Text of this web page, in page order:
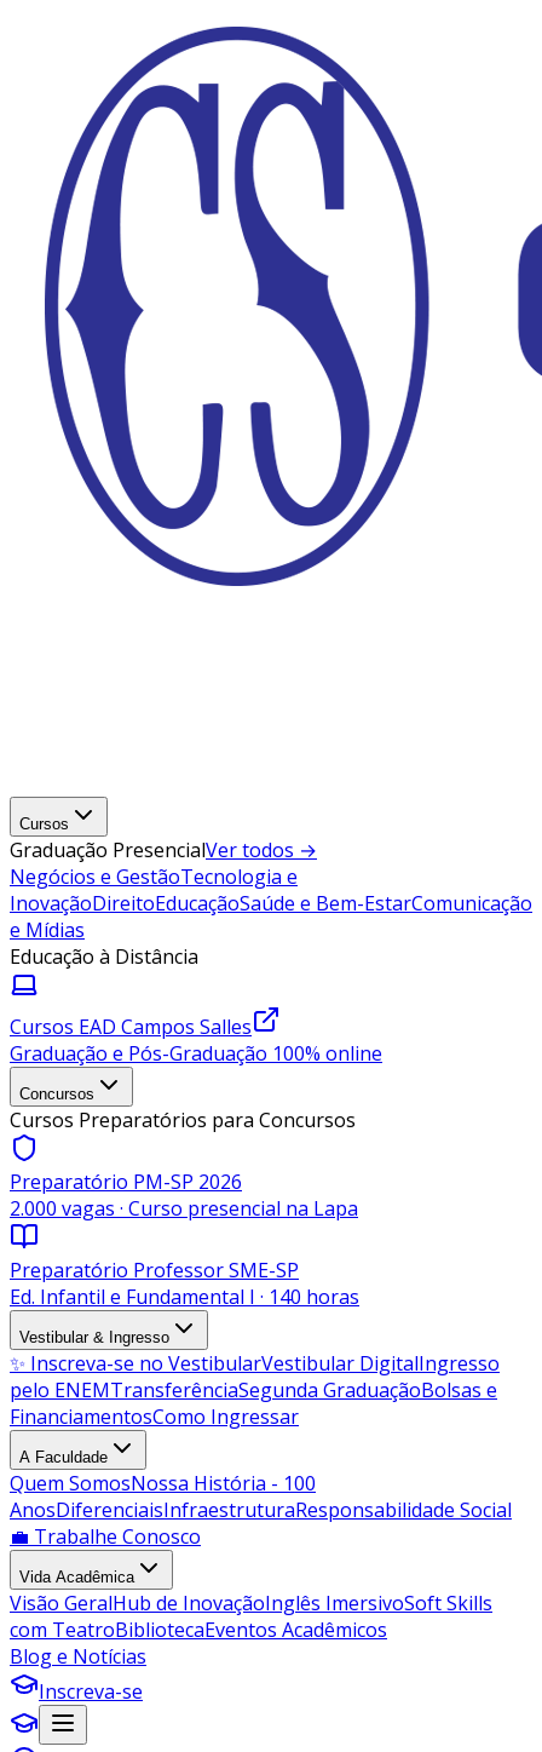
Cursos
Graduação PresencialVer todos →
Negócios e GestãoTecnologia e
InovaçãoDireitoEducaçãoSaúde e Bem-EstarComunicação
e Mídias
Educação à Distância
Cursos EAD Campos Salles
Graduação e Pós-Graduação 100% online
Concursos
Cursos Preparatórios para Concursos
Preparatório PM-SP 2026
2.000 vagas · Curso presencial na Lapa
Preparatório Professor SME-SP
Ed. Infantil e Fundamental I · 140 horas
Vestibular & Ingresso
✨ Inscreva-se no VestibularVestibular DigitalIngresso
pelo ENEMTransferênciaSegunda GraduaçãoBolsas e
FinanciamentosComo Ingressar
A Faculdade
Quem SomosNossa História - 100
AnosDiferenciaisInfraestruturaResponsabilidade Social
💼 Trabalhe Conosco
Vida Acadêmica
Visão GeralHub de InovaçãoInglês ImersivoSoft Skills
com TeatroBibliotecaEventos Acadêmicos
Blog e Notícias
Inscreva-se